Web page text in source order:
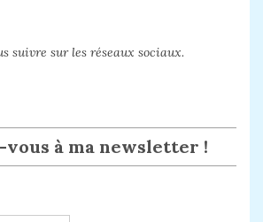
suivre sur les réseaux sociaux.
vous à ma newsletter !